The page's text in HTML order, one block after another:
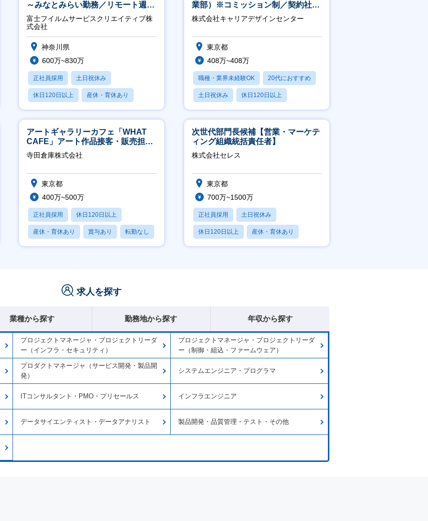
～みなとみらい勤務／リモート週
2OK／業務改善～
富士フイルムサービスクリエイティブ株
式会社
神奈川県
600万~830万
正社員採用 土日祝休み
休日120日以上 産休・育休あり
月残業20時間以内
業部）※コミッション制／契約社員
※4年目以降無期化
株式会社キャリアデザインセンター
東京都
408万~408万
職種・業界未経験OK 20代におすすめ
土日祝休み 休日120日以上
産休・育休あり
アートギャラリーカフェ「WHAT
CAFE」アート作品接客・販売担当
※アート領域未経験可
寺田倉庫株式会社
東京都
400万~500万
正社員採用 休日120日以上
産休・育休あり 賞与あり 転勤なし
次世代部門長候補【営業・マーケテ
ィング組織統括責任者】
株式会社セレス
東京都
700万~1500万
正社員採用 土日祝休み
休日120日以上 産休・育休あり
賞与あり
求人を探す
業種から探す 勤務地から探す 年収から探す
プロジェクトマネージャ・プロジェクトリーダ
ー（インフラ・セキュリティ）
プロジェクトマネージャ・プロジェクトリーダ
ー（制御・組込・ファームウェア）
プロダクトマネージャ（サービス開発・製品開
発）
システムエンジニア・プログラマ
ITコンサルタント・PMO・プリセールス インフラエンジニア
データサイエンティスト・データアナリスト 製品開発・品質管理・テスト・その他